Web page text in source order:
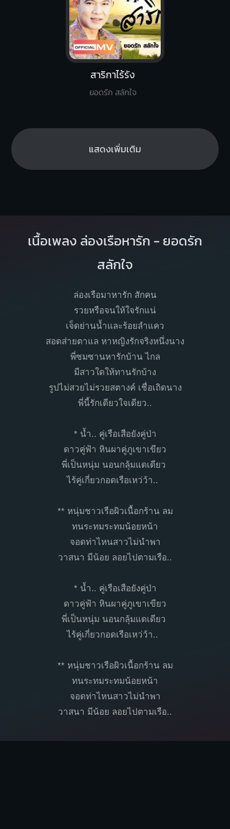
สาริกาไร้รัง
ยอดรัก สลักใจ
แสดงเพิ่มเติม
เนื้อเพลง ล่องเรือหารัก - ยอดรัก
สลักใจ
ล่องเรือมาหารัก สักคน
รวยหรือจนให้ใจรักแน่
เจ็ดย่านน้ำและร้อยลำแคว
สอดส่ายตาแล หาหญิงรักจริงหนึ่งนาง
พี่ซมซานหารักบ้าน ไกล
มีสาวใดให้ทานรักบ้าง
รูปไม่สวยไม่รวยสตางค์ เชื่อเถิดนาง
พี่นี้รักเดียวใจเดียว..
* น้ำ.. คู่เรือเสือยังคู่ป่า
ดาวคู่ฟ้า หินผาคู่ภูเขาเขียว
พี่เป็นหนุ่ม นอนกลุ้มแดเดียว
ไร้คู่เกี่ยวกอดเรือเหว่ว้า..
** หนุ่มชาวเรือผิวเนื้อกร้าน ลม
ทนระทมระทมน้อยหน้า
จอดท่าไหนสาวไม่นำพา
วาสนา มีน้อย ลอยไปตามเรือ..
* น้ำ.. คู่เรือเสือยังคู่ป่า
ดาวคู่ฟ้า หินผาคู่ภูเขาเขียว
พี่เป็นหนุ่ม นอนกลุ้มแดเดียว
ไร้คู่เกี่ยวกอดเรือเหว่ว้า..
** หนุ่มชาวเรือผิวเนื้อกร้าน ลม
ทนระทมระทมน้อยหน้า
จอดท่าไหนสาวไม่นำพา
วาสนา มีน้อย ลอยไปตามเรือ..